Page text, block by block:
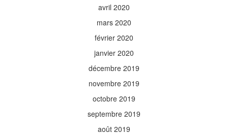
avril 2020
mars 2020
février 2020
janvier 2020
décembre 2019
novembre 2019
octobre 2019
septembre 2019
août 2019